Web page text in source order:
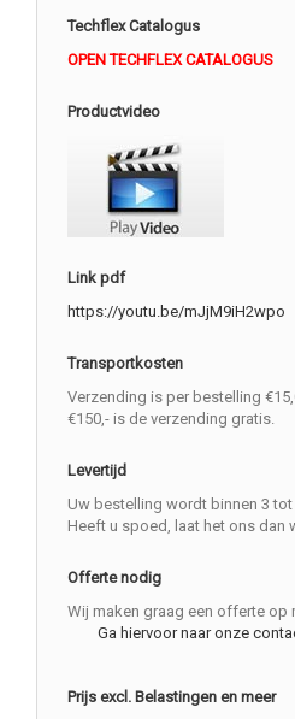
Techflex Catalogus
OPEN TECHFLEX CATALOGUS
Productvideo
Link pdf
https://youtu.be/mJjM9iH2wpo
Transportkosten
Verzending is per bestelling
€150,- is de verzending gratis.
Levertijd
Uw bestelling wordt binnen 3
Heeft u spoed, laat het ons dan
Offerte nodig
Wij maken graag een offerte op
Ga hiervoor naar onze
Prijs excl. Belastingen en meer